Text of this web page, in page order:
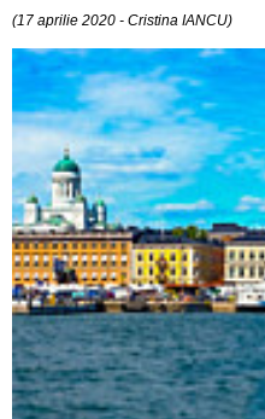
(17 aprilie 2020 - Cristina IANCU)